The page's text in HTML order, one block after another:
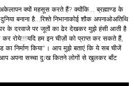
क्यों महसूस करते हैं? क्योंकि… ब्रह्माण्ड के
बनाना है…रिश्ते निभानाकोई शौक अपनाओअतिथि
घर के दरवाजे पर जूतों का ढेर देखकर मुझे हंसी आती है
रोये!!!यदि हम इन चीज़ों को प्राप्त कर सकते हैं,
निर्माण किया”। आप मुझे बताएं कि ये सब चीजें
अपना सच्चा दुःख कितने लोगों से खुलकर बाँट